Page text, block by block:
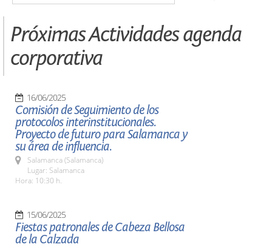
Próximas Actividades agenda
corporativa
16/06/2025
Comisión de Seguimiento de los
protocolos interinstitucionales.
Proyecto de futuro para Salamanca y
su área de influencia.
Salamanca (Salamanca)
Lugar: Salamanca
Hora: 10:30 h.
15/06/2025
Fiestas patronales de Cabeza Bellosa
de la Calzada